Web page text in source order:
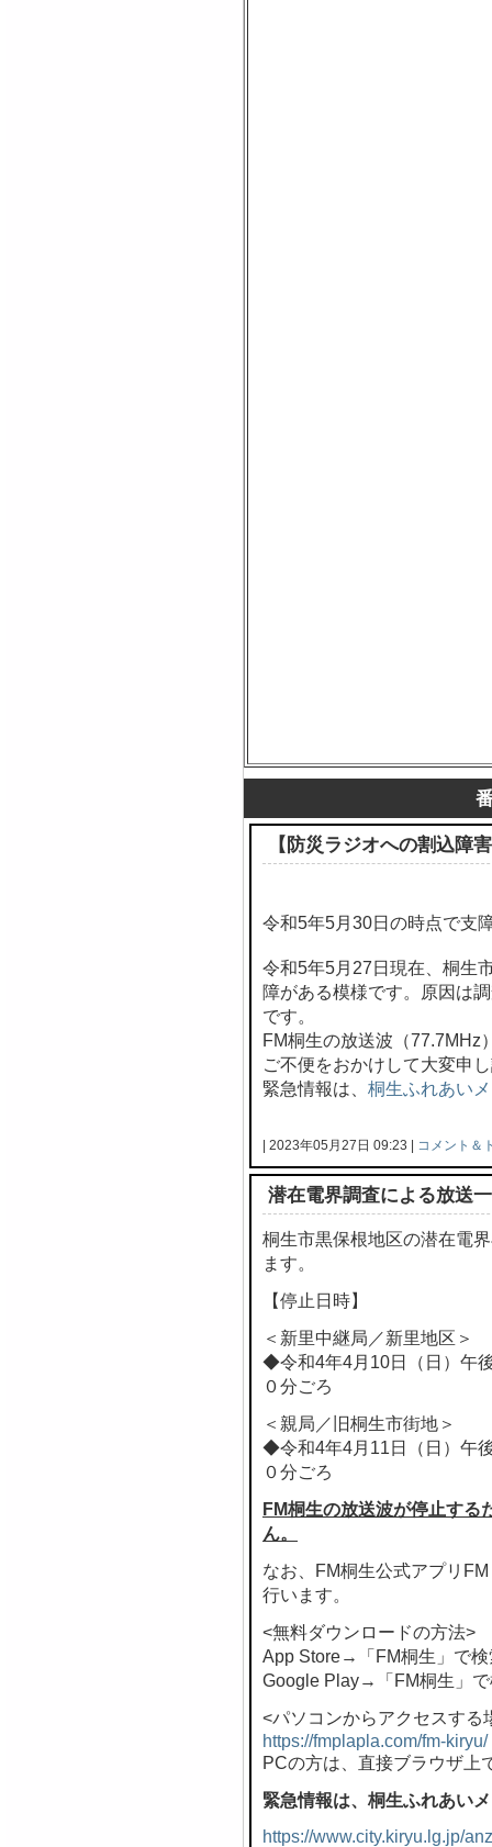
【防災ラジオへの割込障
令和5年5月30日の時点で支
令和5年5月27日現在、桐生
障がある模様です。原因は
です。
FM桐生の放送波（77.7MHz
ご不便をおかけして大変申
緊急情報は、 桐生ふれあい
| 2023年05月27日 09:23 | コメント＆
潜在電界調査による放送
桐生市黒保根地区の潜在電
ます。
【停止日時】
＜新里中継局／新里地区＞
◆令和4年4月10日（日）午
０分ごろ
＜親局／旧桐生市街地＞
◆令和4年4月11日（日）午
０分ごろ
FM桐生の放送波が停止する
ん。
なお、FM桐生公式アプリ
行います。
<無料ダウンロードの方法>
App Store→「FM桐生」で検
Google Play→「FM桐生」
<パソコンからアクセスする
https://fmplapla.com/fm-kiryu/
PCの方は、直接ブラウザ上
緊急情報は、桐生ふれあい
https://www.city.kiryu.lg.jp/